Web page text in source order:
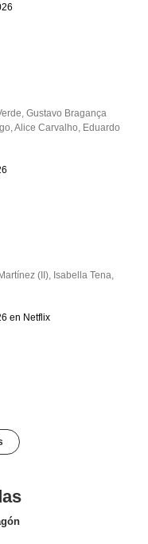
,Gustavo Bragança
,Alice Carvalho Eduardo
(II), Isabella Tena,
en Netflix